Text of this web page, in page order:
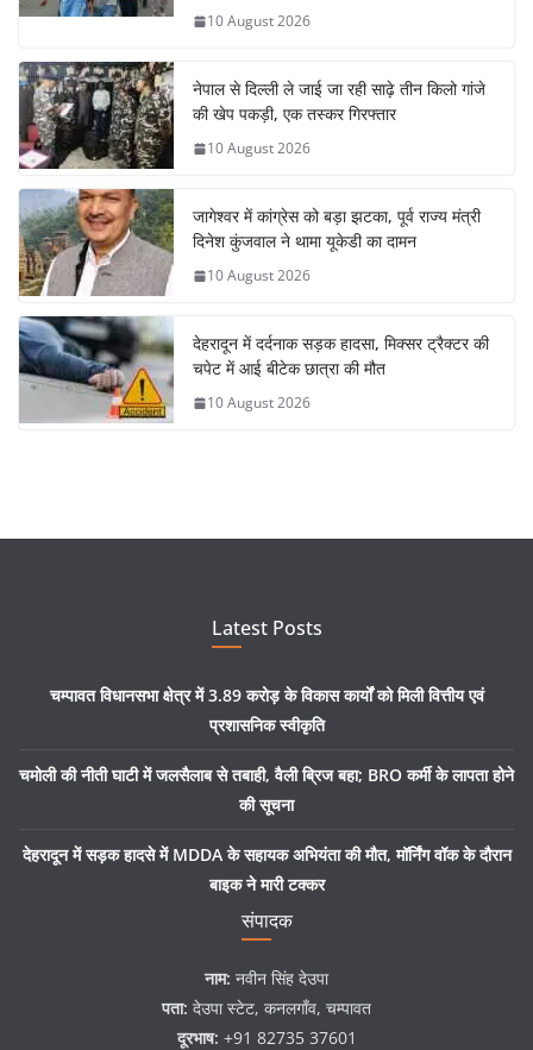
10 August 2026
नेपाल से दिल्ली ले जाई जा रही साढ़े तीन किलो गांजे
की खेप पकड़ी, एक तस्कर गिरफ्तार
10 August 2026
जागेश्वर में कांग्रेस को बड़ा झटका, पूर्व राज्य मंत्री
दिनेश कुंजवाल ने थामा यूकेडी का दामन
10 August 2026
देहरादून में दर्दनाक सड़क हादसा, मिक्सर ट्रैक्टर की
चपेट में आई बीटेक छात्रा की मौत
10 August 2026
Latest Posts
चम्पावत विधानसभा क्षेत्र में 3.89 करोड़ के विकास कार्यों को मिली वित्तीय एवं
प्रशासनिक स्वीकृति
चमोली की नीती घाटी में जलसैलाब से तबाही, वैली ब्रिज बहा; BRO कर्मी के लापता होने
की सूचना
देहरादून में सड़क हादसे में MDDA के सहायक अभियंता की मौत, मॉर्निंग वॉक के दौरान
बाइक ने मारी टक्कर
संपादक
नाम: नवीन सिंह देउपा
पता: देउपा स्टेट, कनलगाँव, चम्पावत
दूरभाष: +91 82735 37601